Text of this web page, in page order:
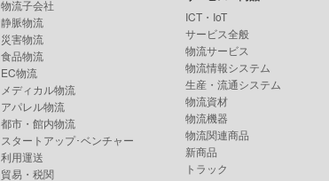
物流子会社
静脈物流
災害物流
食品物流
EC物流
メディカル物流
アパレル物流
都市・館内物流
スタートアップ･ベンチャー
利用運送
貿易・税関
ICT・IoT
サービス全般
物流サービス
物流情報システム
生産・流通システム
物流資材
物流機器
物流関連商品
新商品
トラック